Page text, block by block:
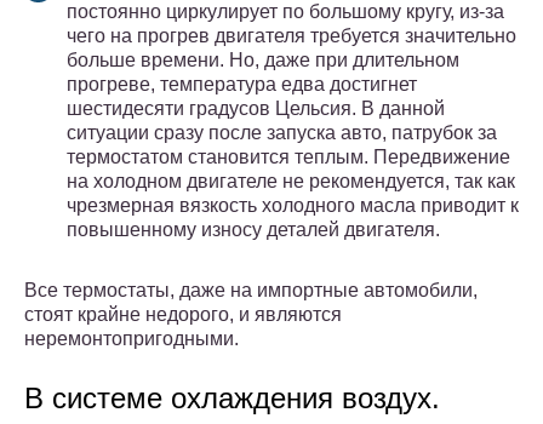
постоянно циркулирует по большому кругу, из-за
чего на прогрев двигателя требуется значительно
больше времени. Но, даже при длительном
прогреве, температура едва достигнет
шестидесяти градусов Цельсия. В данной
ситуации сразу после запуска авто, патрубок за
термостатом становится теплым. Передвижение
на холодном двигателе не рекомендуется, так как
чрезмерная вязкость холодного масла приводит к
повышенному износу деталей двигателя.
Все термостаты, даже на импортные автомобили,
стоят крайне недорого, и являются
неремонтопригодными.
В системе охлаждения воздух.